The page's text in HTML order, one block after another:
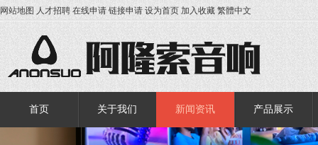
网站地图 人才招聘 在线申请 链接申请 设为首页 加入收藏 繁體中文
首页 关于我们 新闻资讯 产品展示